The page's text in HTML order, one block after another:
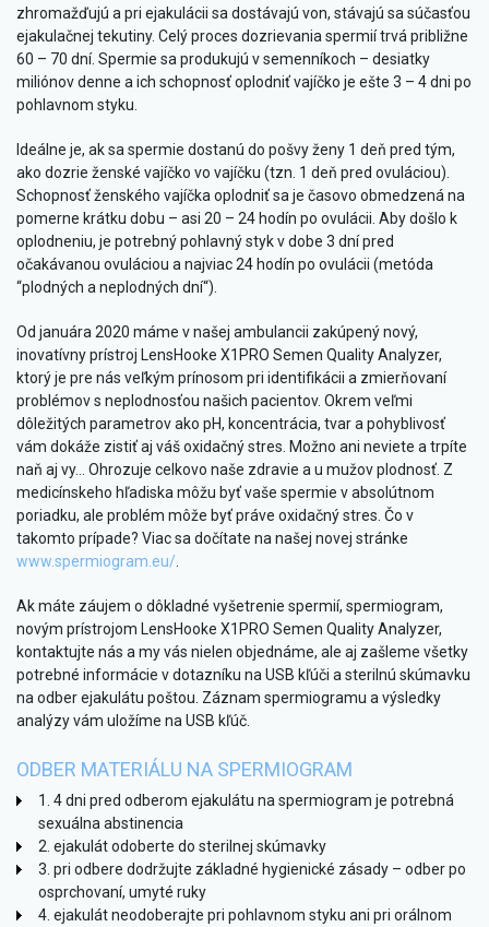
zhromažďujú a pri ejakulácii sa dostávajú von, stávajú sa súčasťou
ejakulačnej tekutiny. Celý proces dozrievania spermií trvá približne
60 – 70 dní. Spermie sa produkujú v semenníkoch – desiatky
miliónov denne a ich schopnosť oplodniť vajíčko je ešte 3 – 4 dni po
pohlavnom styku.
Ideálne je, ak sa spermie dostanú do pošvy ženy 1 deň pred tým,
ako dozrie ženské vajíčko vo vajíčku (tzn. 1 deň pred ovuláciou).
Schopnosť ženského vajíčka oplodniť sa je časovo obmedzená na
pomerne krátku dobu – asi 20 – 24 hodín po ovulácii. Aby došlo k
oplodneniu, je potrebný pohlavný styk v dobe 3 dní pred
očakávanou ovuláciou a najviac 24 hodín po ovulácii (metóda
“plodných a neplodných dní“).
Od januára 2020 máme v našej ambulancii zakúpený nový,
inovatívny prístroj LensHooke X1PRO Semen Quality Analyzer,
ktorý je pre nás veľkým prínosom pri identifikácii a zmierňovaní
problémov s neplodnosťou našich pacientov. Okrem veľmi
dôležitých parametrov ako pH, koncentrácia, tvar a pohyblivosť
vám dokáže zistiť aj váš oxidačný stres. Možno ani neviete a trpíte
naň aj vy... Ohrozuje celkovo naše zdravie a u mužov plodnosť. Z
medicínskeho hľadiska môžu byť vaše spermie v absolútnom
poriadku, ale problém môže byť práve oxidačný stres. Čo v
takomto prípade? Viac sa dočítate na našej novej stránke
www.spermiogram.eu/
Ak máte záujem o dôkladné vyšetrenie spermií, spermiogram,
novým prístrojom LensHooke X1PRO Semen Quality Analyzer,
kontaktujte nás a my vás nielen objednáme, ale aj zašleme všetky
potrebné informácie v dotazníku na USB kľúči a sterilnú skúmavku
na odber ejakulátu poštou. Záznam spermiogramu a výsledky
analýzy vám uložíme na USB kľúč.
ODBER MATERIÁLU NA SPERMIOGRAM
1. 4 dni pred odberom ejakulátu na spermiogram je potrebná
sexuálna abstinencia
2. ejakulát odoberte do sterilnej skúmavky
3. pri odbere dodržujte základné hygienické zásady – odber po
osprchovaní, umyté ruky
4. ejakulát neodoberajte pri pohlavnom styku ani pri orálnom